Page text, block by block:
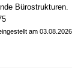
Bürostrukturen.
am 03.08.2026